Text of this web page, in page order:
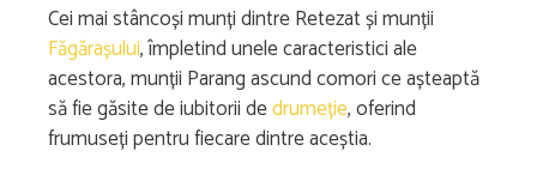
Cei mai stâncoși munți dintre Retezat și munții
Făgărașului, împletind unele caracteristici ale
acestora, munții Parang ascund comori ce așteaptă
să fie găsite de iubitorii dedrumeție, oferind
frumuseți pentru fiecare dintre aceștia.